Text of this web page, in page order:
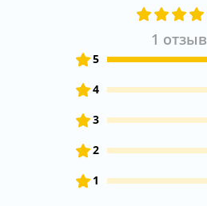
1 отзыв
5
4
3
2
1